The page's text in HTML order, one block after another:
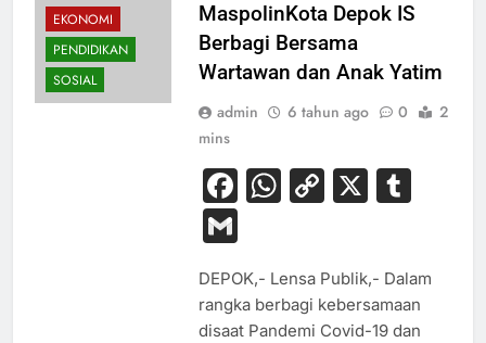
EKONOMI
PENDIDIKAN
SOSIAL
MaspolinKota Depok IS
Berbagi Bersama
Wartawan dan Anak Yatim
admin 6 tahun ago 0
2
mins
Facebook
WhatsApp
Copy
X
Gmail
DEPOK,- Lensa Publik,- Dalam
rangka berbagi kebersamaan
disaat Pandemi Covid-19 dan